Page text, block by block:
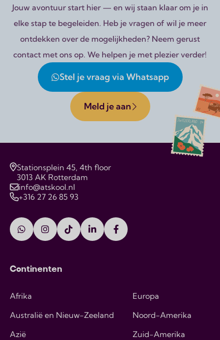
Jouw avontuur start hier — en wij staan klaar om je in
elke stap te begeleiden. Heb je vragen of wil je meer
ontdekken over de mogelijkheden? Neem gerust
contact met ons op. We helpen je met plezier verder!
Stel je vraag via Whatsapp
Meld je aan
Stationsplein 45, 4th floor
3013 AK Rotterdam
info@atskool.nl
+316 27 26 85 93
Continenten
Afrika
Australië en Nieuw-Zeeland
Azië
Europa
Noord-Amerika
Zuid-Amerika